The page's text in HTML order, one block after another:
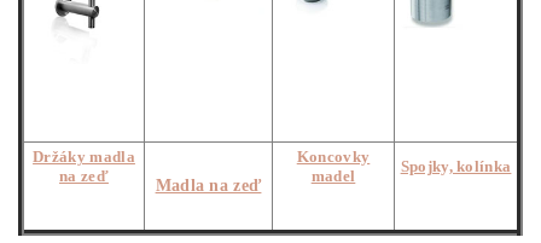
Držáky madla
na zeď
Madla na zeď
Koncovky
madel
Spojky, kolínka